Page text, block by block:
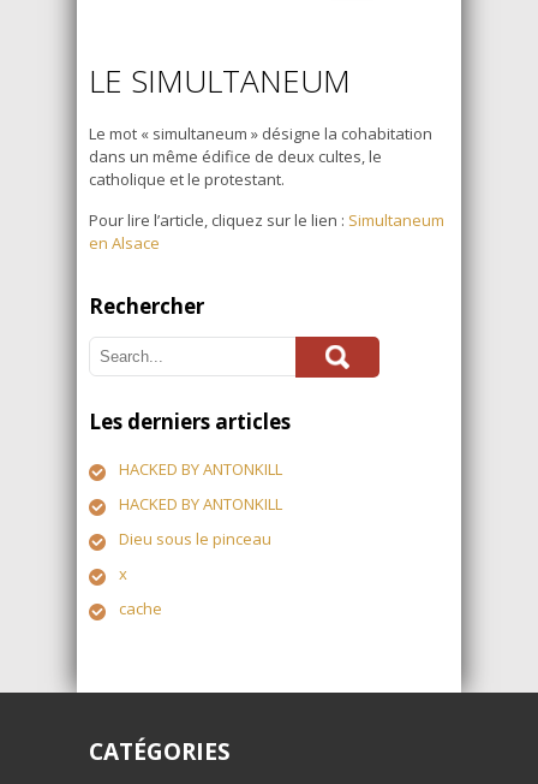
LE SIMULTANEUM
Le mot « simultaneum » désigne la cohabitation
dans un même édifice de deux cultes, le
catholique et le protestant.
Pour lire l’article, cliquez sur le lien : Simultaneum
en Alsace
Rechercher
Les derniers articles
HACKED BY ANTONKILL
HACKED BY ANTONKILL
Dieu sous le pinceau
x
cache
CATÉGORIES